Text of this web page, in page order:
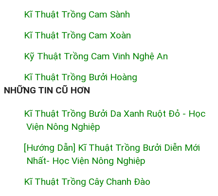
Kĩ Thuật Trồng Cam Sành
Kĩ Thuật Trồng Cam Xoàn
Kỹ Thuật Trồng Cam Vinh Nghệ An
Kĩ Thuật Trồng Bưởi Hoàng
NHỮNG TIN CŨ HƠN
Kĩ Thuật Trồng Bưởi Da Xanh Ruột Đỏ - Học
Viện Nông Nghiệp
[Hướng Dẫn] Kĩ Thuật Trồng Bưởi Diễn Mới
Nhất- Học Viện Nông Nghiệp
Kĩ Thuật Trồng Cây Chanh Đào